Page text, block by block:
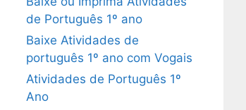
de Português 1º ano
Baixe Atividades de
português 1º ano com Vogais
Atividades de Português 1º
Ano